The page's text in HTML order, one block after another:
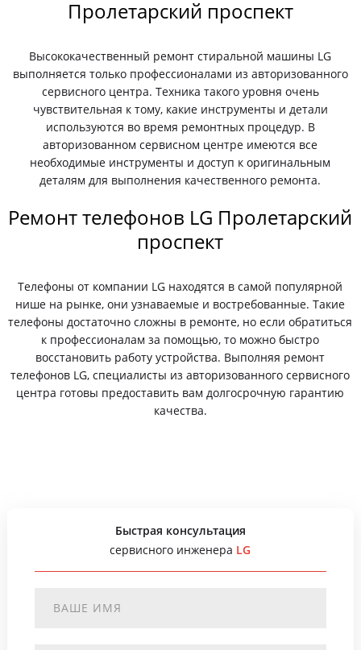
Пролетарский проспект
Высококачественный ремонт стиральной машины LG
выполняется только профессионалами из авторизованного
сервисного центра. Техника такого уровня очень
чувствительная к тому, какие инструменты и детали
используются во время ремонтных процедур. В
авторизованном сервисном центре имеются все
необходимые инструменты и доступ к оригинальным
деталям для выполнения качественного ремонта.
Ремонт телефонов LG Пролетарский
проспект
Телефоны от компании LG находятся в самой популярной
нише на рынке, они узнаваемые и востребованные. Такие
телефоны достаточно сложны в ремонте, но если обратиться
к профессионалам за помощью, то можно быстро
восстановить работу устройства. Выполняя ремонт
телефонов LG, специалисты из авторизованного сервисного
центра готовы предоставить вам долгосрочную гарантию
качества.
Быстрая консультация
сервисного инженера LG